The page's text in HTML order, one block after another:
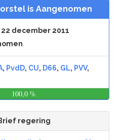
is Aangenomen
december 2011
, PvdD, CU, D66, GL, PVV,
100,0 %
regering